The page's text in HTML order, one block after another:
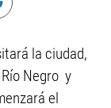
la ciudad,
Negro y
el